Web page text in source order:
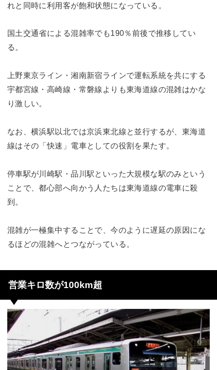
れと同時に利用客が飽和状態になっている。
国土交通省による混雑率でも190％前後で推移してい
る。
上野東京ライン・湘南新宿ラインで運転系統を共にする
宇都宮線・高崎線・常磐線よりも東海道線の混雑はかな
り激しい。
なお、横浜駅以北では京浜東北線と並行するが、東海道
線はその「快速」電車としての役割を果たす。
停車駅が川崎駅・品川駅といった大規模な駅のみという
ことで、都心部へ向かう人たちは東海道線の電車に殺
到。
混雑が一極集中することで、今のように遅延の原因にな
るほどの混雑へとつながっている。
営業キロ数が100km超